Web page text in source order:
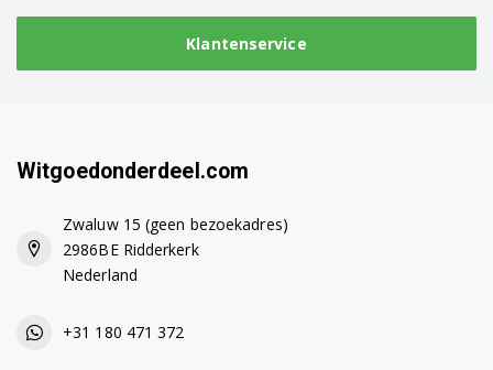
Klantenservice
Witgoedonderdeel.com
Zwaluw 15 (geen bezoekadres)
2986BE Ridderkerk
Nederland
+31 180 471 372